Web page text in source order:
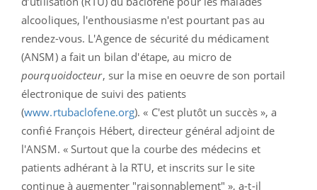
alcooliques, l'enthousiasme n'est pourtant pas au
rendez-vous. L'Agence de sécurité du médicament
(ANSM) a fait un bilan d'étape, au micro de
pourquoidocteur, sur la mise en oeuvre de son portail
électronique de suivi des patients
(www.rtubaclofene.org). « C'est plutôt un succès », a
confié François Hébert, directeur général adjoint de
l'ANSM. « Surtout que la courbe des médecins et
patients adhérant à la RTU, et inscrits sur le site
continue à augmenter "raisonnablement" », a-t-il